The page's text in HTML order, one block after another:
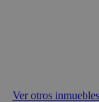
Ver otros inmuebles